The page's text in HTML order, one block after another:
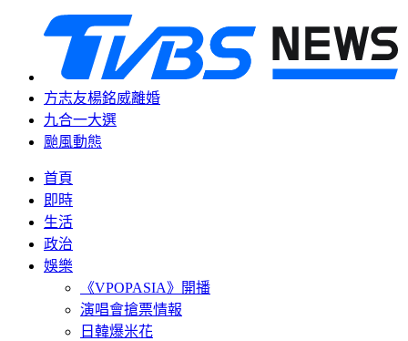
方志友楊銘威離婚
九合一大選
颱風動態
首頁
即時
生活
政治
娛樂
《VPOPASIA》開播
演唱會搶票情報
日韓爆米花